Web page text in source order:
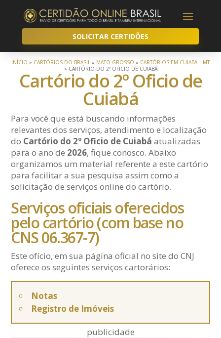
SOLICITAR CERTIDÕES
INÍCIO » CARTÓRIOS DO BRASIL » MATO GROSSO » CARTÓRIOS EM CUIABÁ – MT
» CARTÓRIO DO 2º OFICIO DE CUIABÁ
Cartório do 2º Oficio de
Cuiabá
Para você que está buscando informações
relevantes dos serviços, atendimento e localização
do Cartório do 2º Oficio de Cuiabá atualizadas
para o ano de 2026, fique conosco. Abaixo
organizamos um material referente a este cartório
para facilitar a sua pesquisa assim como a
solicitação de serviços online do cartório.
Serviços oficiais oferecidos
pelo cartório (com base no
CNS 06.367-7)
Este ofício, em sua página oficial no site do CNJ
oferece os seguintes serviços cartorários:
Notas
Registro de Imóveis
publicidade